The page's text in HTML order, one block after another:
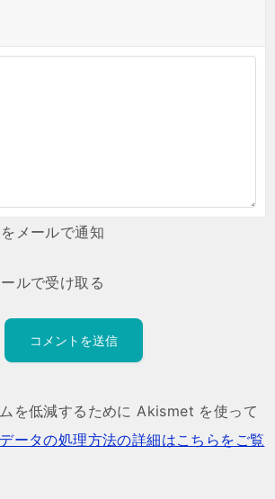
メールで通知
ルで受け取る
を低減するために Akismet を使って
ータの処理方法の詳細はこちらをご覧